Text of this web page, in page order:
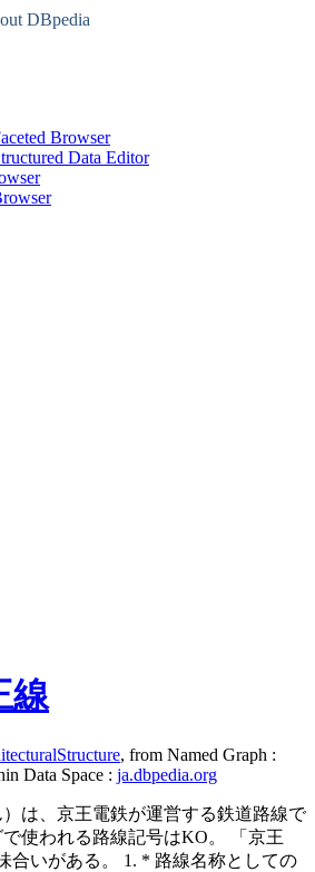
Browser
Data Editor
線
, from Named Graph :
Data Space : ja.dbpedia.org
は、京王電鉄が運営する鉄道路線で
使われる路線記号はKO。 「京王
合いがある。 1. * 路線名称としての